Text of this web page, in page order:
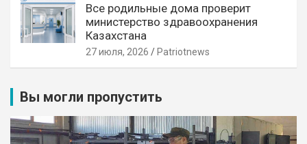
Все родильные дома проверит
министерство здравоохранения
Казахстана
27 июля, 2026 Patriotnews
Вы могли пропустить